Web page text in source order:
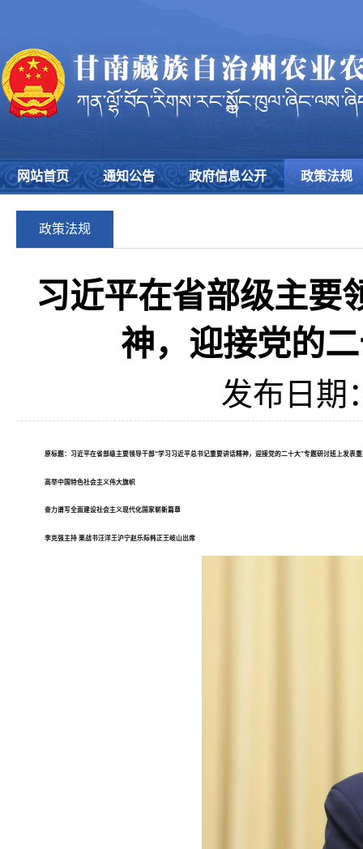
网站首页 通知公告 政府信息公开 政策法规
政策法规
习近平在省部级主要
神，迎接党的
发布日期
原标题：习近平在省部级主要领导干部“学习习近平总书记重要讲话精神，迎接党的二十大”专题研讨班上发表
高举中国特色社会主义伟大旗帜
奋力谱写全面建设社会主义现代化国家崭新篇章
李克强主持 栗战书汪洋王沪宁赵乐际韩正王岐山出席